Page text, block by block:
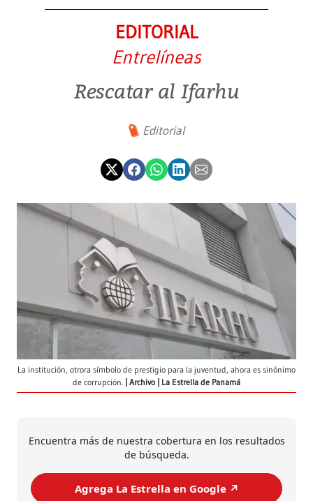
EDITORIAL
Entrelíneas
Rescatar al Ifarhu
Editorial
La institución, otrora símbolo de prestigio para la juventud, ahora es sinónimo
de corrupción. Archivo | La Estrella de Panamá
Encuentra más de nuestra cobertura en los resultados
de búsqueda.
Agrega La Estrella en Google ↗️